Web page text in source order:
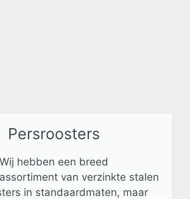
Persroosters
Wij hebben een breed
van verzinkte stalen
in standaardmaten, maar